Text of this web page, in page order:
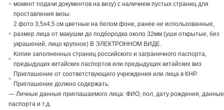
момент подачи документов на визу) с наличием пустых страниц для
проставления визы.
2 фото 3,5х4,5 см цветные на белом фоне, ранее не использованные,
размер лица от макушки до подбородка около 32мм (уши открытые, без
украшений, лицо крупное) В ЭЛЕКТРОННОМ ВИДЕ.
Копии заполненных страниц российского и заграничного паспорта,
предыдущих китайских паспортов или предыдущих китайских виз
Приглашение от соответствующего учреждения или лица в КНР.
Приглашение должно содержать:
— Личные данные приглашаемого лица: ФИО, пол, дату рождения, данные
паспорта и т.д.